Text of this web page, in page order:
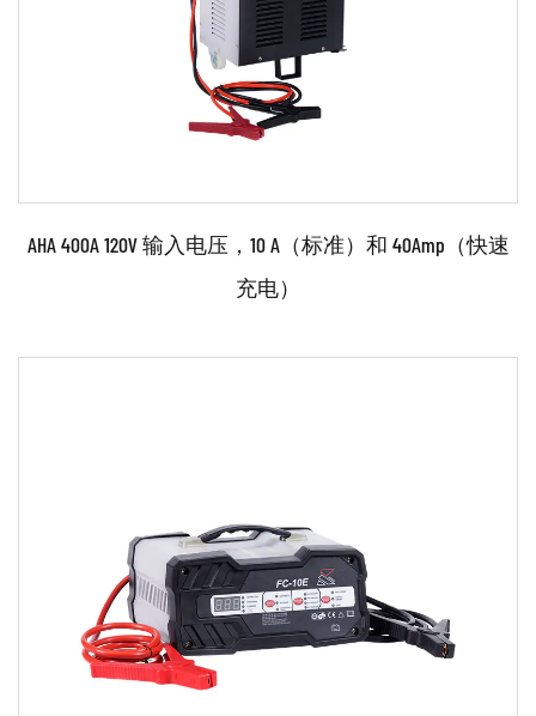
参数：
阅读更多
AHA 400A 120V 输入电压，10 A（标准）和 40Amp（快速
充电）